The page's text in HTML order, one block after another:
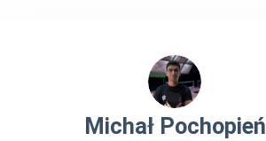
Michał Pochopień